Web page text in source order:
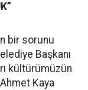
bir sorunu
Başkanı
kültürümüzün
Kaya